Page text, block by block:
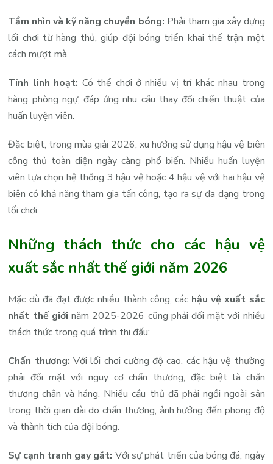
Tầm nhìn và kỹ năng chuyền bóng: Phải tham gia xây dựng
lối chơi từ hàng thủ, giúp đội bóng triển khai thế trận một
cách mượt mà.
Tính linh hoạt: Có thể chơi ở nhiều vị trí khác nhau trong
hàng phòng ngự, đáp ứng nhu cầu thay đổi chiến thuật của
huấn luyện viên.
Đặc biệt, trong mùa giải 2026, xu hướng sử dụng hậu vệ biên
công thủ toàn diện ngày càng phổ biến. Nhiều huấn luyện
viên lựa chọn hệ thống 3 hậu vệ hoặc 4 hậu vệ với hai hậu vệ
biên có khả năng tham gia tấn công, tạo ra sự đa dạng trong
lối chơi.
Những thách thức cho các hậu vệ
xuất sắc nhất thế giới năm 2026
Mặc dù đã đạt được nhiều thành công, các hậu vệ xuất sắc
nhất thế giới năm 2025-2026 cũng phải đối mặt với nhiều
thách thức trong quá trình thi đấu:
Chấn thương: Với lối chơi cường độ cao, các hậu vệ thường
phải đối mặt với nguy cơ chấn thương, đặc biệt là chấn
thương chân và háng. Nhiều cầu thủ đã phải ngồi ngoài sân
trong thời gian dài do chấn thương, ảnh hưởng đến phong độ
và thành tích của đội bóng.
Sự cạnh tranh gay gắt: Với sự phát triển của bóng đá, ngày